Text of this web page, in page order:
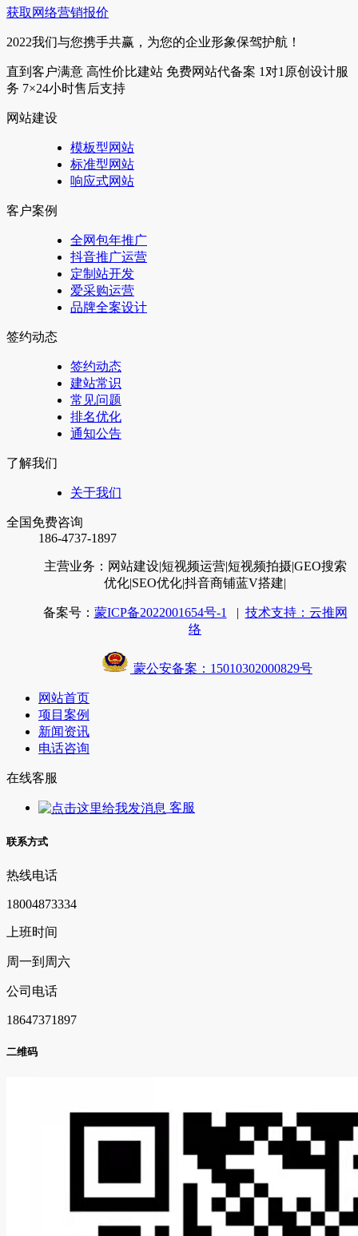
获取网络营销报价
2022我们与您携手共赢，为您的企业形象保驾护航！
直到客户满意 高性价比建站 免费网站代备案 1对1原创设计服
务 7×24小时售后支持
网站建设
模板型网站
标准型网站
响应式网站
客户案例
全网包年推广
抖音推广运营
定制站开发
爱采购运营
品牌全案设计
签约动态
签约动态
建站常识
常见问题
排名优化
通知公告
了解我们
关于我们
全国免费咨询
186-4737-1897
主营业务：网站建设|短视频运营|短视频拍摄|GEO搜索
优化|SEO优化|抖音商铺蓝V搭建|
备案号： 蒙ICP备2022001654号-1 | 技术支持：云推网
络
蒙公安备案：15010302000829号
网站首页
项目案例
新闻资讯
电话咨询
在线客服
客服
联系方式
热线电话
18004873334
上班时间
周一到周六
公司电话
18647371897
二维码